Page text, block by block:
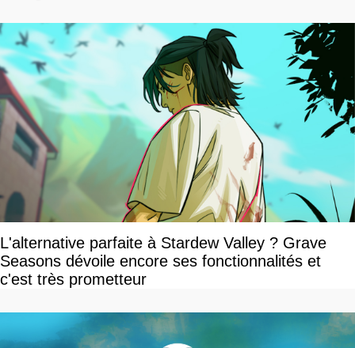
L'alternative parfaite à Stardew Valley ? Grave
Seasons dévoile encore ses fonctionnalités et
c'est très prometteur